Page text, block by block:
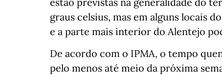
graus celsius, mas em alguns locais
e a parte mais interior do Alentejo
De acordo com o IPMA, o tempo
pelo menos até meio da próxima